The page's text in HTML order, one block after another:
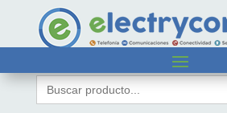
Buscar:
/ Código SAT del producto /
43191616